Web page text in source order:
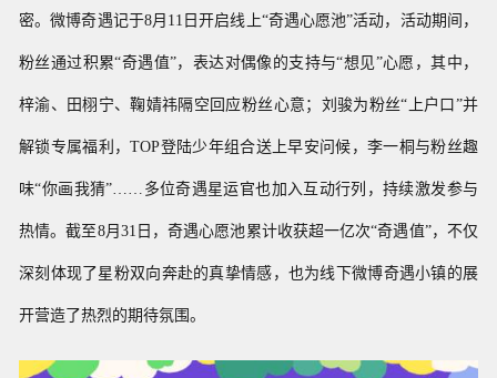
密。微博奇遇记于8月11日开启线上“奇遇心愿池”活动， 活动期间，
粉丝通过积累“奇遇值”，表达对偶像的支持与“想见”心愿，其中，
梓渝、田栩宁、鞠婧祎隔空回应粉丝心意；刘骏为粉丝“上户口”并
解锁专属福利，TOP登陆少年组合送上早安问候，李一桐与粉丝趣
味“你画我猜”……多位奇遇星运官也加入互动行列，持续激发参与
热情。截至8月31日，奇遇心愿池累计收获超一亿次“奇遇值”，不仅
深刻体现了星粉双向奔赴的真挚情感，也为线下微博奇遇小镇的展
开营造了热烈的期待氛围。